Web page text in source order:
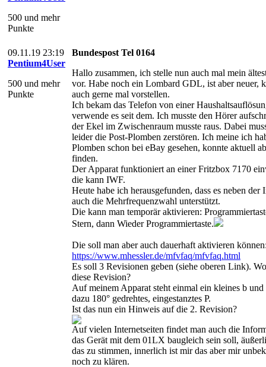
500 und mehr
Punkte
09.11.19 23:19
Pentium4User
500 und mehr
Punkte
Bundespost Tel 0164
Hallo zusammen, ich stelle nun auch mal mein
vor. Habe noch ein Lombard GDL, ist aber neuer,
auch gerne mal vorstellen.
Ich bekam das Telefon von einer
verwende es seit dem. Ich musste den Hörer
der Ekel im Zwischenraum musste raus. Dabei
leider die Post-Plomben zerstören. Ich meine ich
Plomben schon bei eBay gesehen, konnte aktuell
finden.
Der Apparat funktioniert an einer Fritzbox 7170
die kann IWF.
Heute habe ich herausgefunden, dass es neben der
auch die Mehrfrequenzwahl unterstützt.
Die kann man temporär aktivieren:
Stern, dann Wieder Programmiertaste.
Die soll man aber auch dauerhaft aktivieren
https://www.mhessler.de/mfvfaq/mfvfaq.html
Es soll 3 Revisionen geben (siehe oberen Link).
diese Revision?
Auf meinem Apparat steht einmal ein kleines b und
dazu 180° gedrehtes, eingestanztes P.
Ist das nun ein Hinweis auf die 2. Revision?
Auf vielen Internetseiten findet man auch die
das Gerät mit dem 01LX baugleich sein soll,
das zu stimmen, innerlich ist mir das aber mir
noch zu klären.